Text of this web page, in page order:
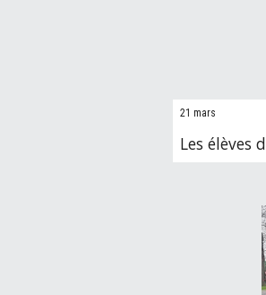
21 mars
Les élèves d